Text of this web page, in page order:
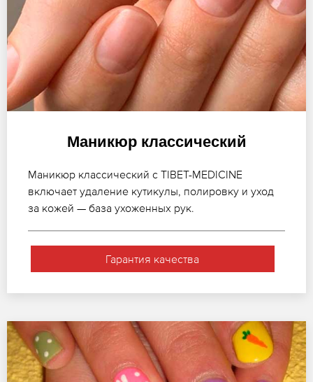
Маникюр классический
Маникюр классический с TIBET-MEDICINE
включает удаление кутикулы, полировку и уход
за кожей — база ухоженных рук.
Гарантия качества